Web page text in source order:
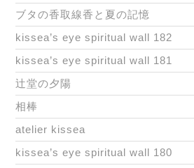
ブタの香取線香と夏の記憶
kissea’s eye spiritual wall 182
kissea’s eye spiritual wall 181
辻堂の夕陽
相棒
atelier kissea
kissea’s eye spiritual wall 180